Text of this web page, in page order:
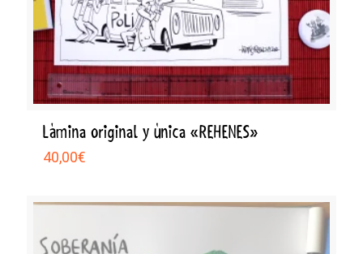
Lámina original y única «REHENES»
40,00€